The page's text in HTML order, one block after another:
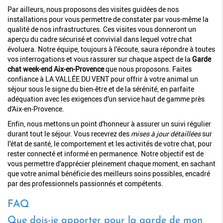
Par ailleurs, nous proposons des visites guidées de nos
installations pour vous permettre de constater par vous-même la
qualité de nos infrastructures. Ces visites vous donneront un
aperçu du cadre sécurisé et convivial dans lequel votre chat
évoluera. Notre équipe, toujours à l'écoute, saura répondre à toutes
vos interrogations et vous rassurer sur chaque aspect de la Garde
chat week-end Aix-en-Provenceque nous proposons. Faites
confiance à LA VALLÉE DU VENT pour offrir à votre animal un
séjour sous le signe du bien-être et de la sérénité, en parfaite
adéquation avec les exigences d'un service haut de gamme près
d'Aix-en-Provence.
Enfin, nous mettons un point d'honneur à assurer un suivi régulier
durant tout le séjour. Vous recevrez des mises à jour détailléessur
l'état de santé, le comportement et les activités de votre chat, pour
rester connecté et informé en permanence. Notre objectif est de
vous permettre d'apprécier pleinement chaque moment, en sachant
que votre animal bénéficie des meilleurs soins possibles, encadré
par des professionnels passionnés et compétents.
FAQ
Que dois-je apporter pour la garde de mon